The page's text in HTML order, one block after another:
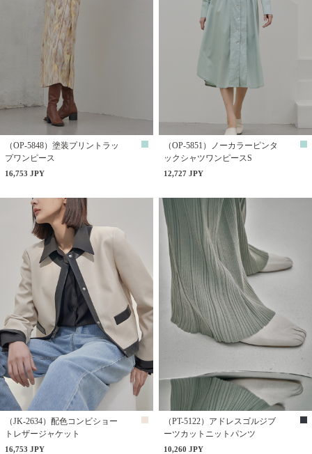
（OP-5848）塗装プリントラッ
プワンピース
16,753 JPY
（OP-5851）ノーカラーピンタ
ックシャツワンピースS
12,727 JPY
（JK-2634）配色コンビショー
トレザージャケット
16,753 JPY
（PT-5122）アドレスゴルジブ
ーツカットニットパンツ
10,260 JPY